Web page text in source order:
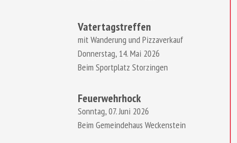
Vatertagstreffen
mit Wanderung und Pizzaverkauf
Donnerstag, 14. Mai 2026
Beim Sportplatz Storzingen
Feuerwehrhock
Sonntag, 07. Juni 2026
Beim Gemeindehaus Weckenstein